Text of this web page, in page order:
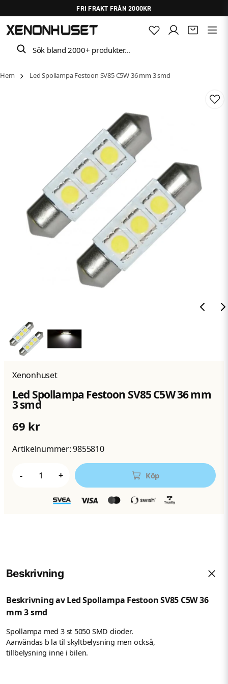
FRI FRAKT FRÅN 2000KR
Sök bland 2000+ produkter…
Hem Led Spollampa Festoon SV85 C5W 36 mm 3 smd
Xenonhuset
Led Spollampa Festoon SV85 C5W 36 mm
3 smd
69 kr
Artikelnummer:9855810
- + Köp
Beskrivning
Beskrivning av Led Spollampa Festoon SV85 C5W 36
mm 3 smd
Spollampa med 3 st 5050 SMD dioder.
Aanvändas b la til skyltbelysning men också,
tillbelysning inne i bilen.